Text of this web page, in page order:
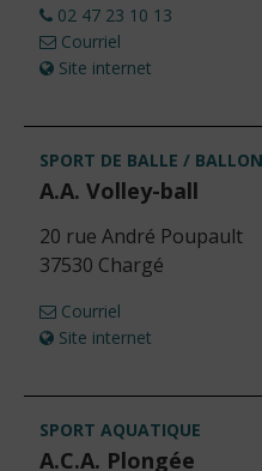
02 47 23 10 13
Courriel
Site internet
les
détails
SPORT DE BALLE /
A.A. Volley-ball
20 rue André Poupault
37530 Chargé
Courriel
Site internet
les
détails
SPORT AQUATIQUE
A.C.A. Plongée